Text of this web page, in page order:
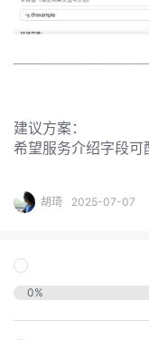
客
的
我
的
播
我
活
动
的
关
我
课
的
我
实
的
藏
的
技
支
持
我
的
声
建
建议方案：
希望服务介绍字段可
胡琦 2025-07-07
0%